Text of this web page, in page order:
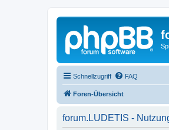
Schnellzugriff FAQ
Foren-Übersicht
forum.LUDETIS -